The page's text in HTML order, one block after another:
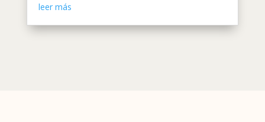
leer más